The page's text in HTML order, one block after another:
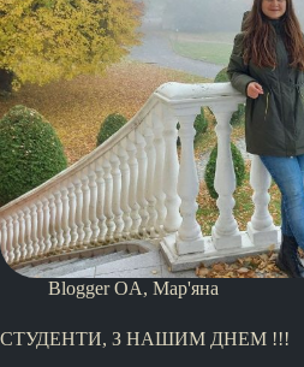
Blogger OA, Мар'яна
СТУДЕНТИ, З НАШИМ ДНЕМ !!!